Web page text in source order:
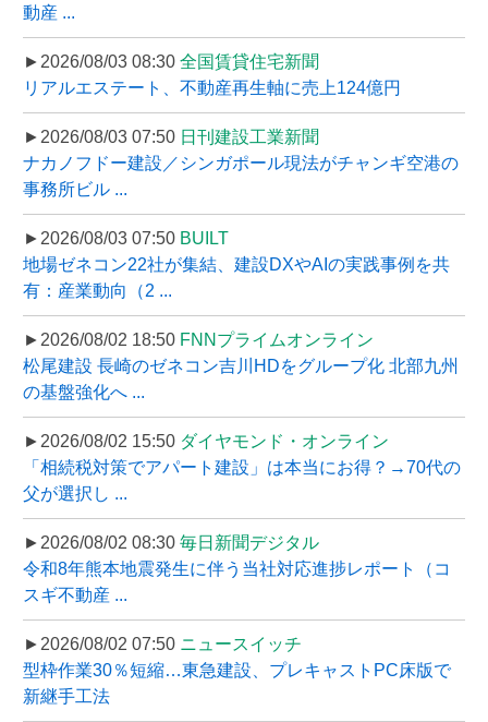
動産 ...
►2026/08/03 08:30 全国賃貸住宅新聞
リアルエステート、不動産再生軸に売上124億円
►2026/08/03 07:50 日刊建設工業新聞
ナカノフドー建設／シンガポール現法がチャンギ空港の
事務所ビル ...
►2026/08/03 07:50 BUILT
地場ゼネコン22社が集結、建設DXやAIの実践事例を共
有：産業動向（2 ...
►2026/08/02 18:50 FNNプライムオンライン
松尾建設 長崎のゼネコン吉川HDをグループ化 北部九州
の基盤強化へ ...
►2026/08/02 15:50 ダイヤモンド・オンライン
「相続税対策でアパート建設」は本当にお得？→70代の
父が選択し ...
►2026/08/02 08:30 毎日新聞デジタル
令和8年熊本地震発生に伴う当社対応進捗レポート（コ
スギ不動産 ...
►2026/08/02 07:50 ニュースイッチ
型枠作業30％短縮…東急建設、プレキャストPC床版で
新継手工法